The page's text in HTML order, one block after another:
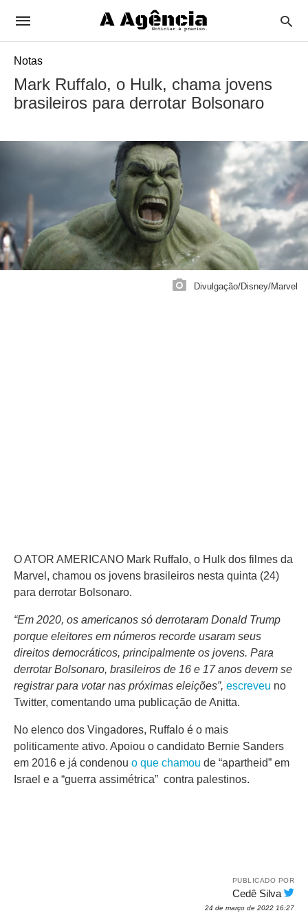
Notas
Mark Ruffalo, o Hulk, chama jovens
brasileiros para derrotar Bolsonaro
Divulgação/Disney/Marvel
O ATOR AMERICANO Mark Ruffalo, o Hulk dos filmes da
Marvel, chamou os jovens brasileiros nesta quinta (24)
para derrotar Bolsonaro.
“Em 2020, os americanos só derrotaram Donald Trump
porque eleitores em números recorde usaram seus
direitos democráticos, principalmente os jovens. Para
derrotar Bolsonaro, brasileiros de 16 e 17 anos devem se
registrar para votar nas próximas eleições”, escreveu no
Twitter, comentando uma publicação de Anitta.
No elenco dos Vingadores, Ruffalo é o mais
politicamente ativo. Apoiou o candidato Bernie Sanders
em 2016 e já condenou o que chamou de “apartheid” em
Israel e a “guerra assimétrica” contra palestinos.
PUBLICADO POR
Cedê Silva
24 de março de 2022 16:27